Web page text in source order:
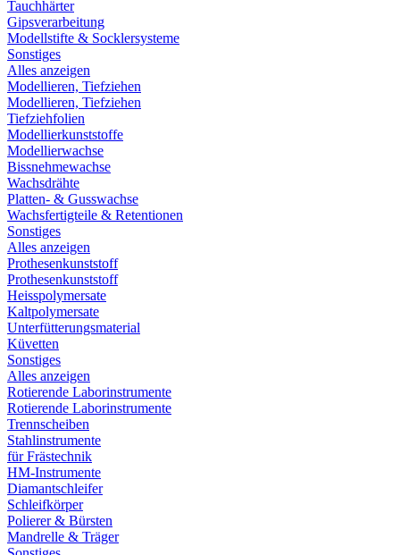
Tauchhärter
Gipsverarbeitung
Modellstifte & Socklersysteme
Sonstiges
Alles anzeigen
Modellieren, Tiefziehen
Modellieren, Tiefziehen
Tiefziehfolien
Modellierkunststoffe
Modellierwachse
Bissnehmewachse
Wachsdrähte
Platten- & Gusswachse
Wachsfertigteile & Retentionen
Sonstiges
Alles anzeigen
Prothesenkunststoff
Prothesenkunststoff
Heisspolymersate
Kaltpolymersate
Unterfütterungsmaterial
Küvetten
Sonstiges
Alles anzeigen
Rotierende Laborinstrumente
Rotierende Laborinstrumente
Trennscheiben
Stahlinstrumente
für Frästechnik
HM-Instrumente
Diamantschleifer
Schleifkörper
Polierer & Bürsten
Mandrelle & Träger